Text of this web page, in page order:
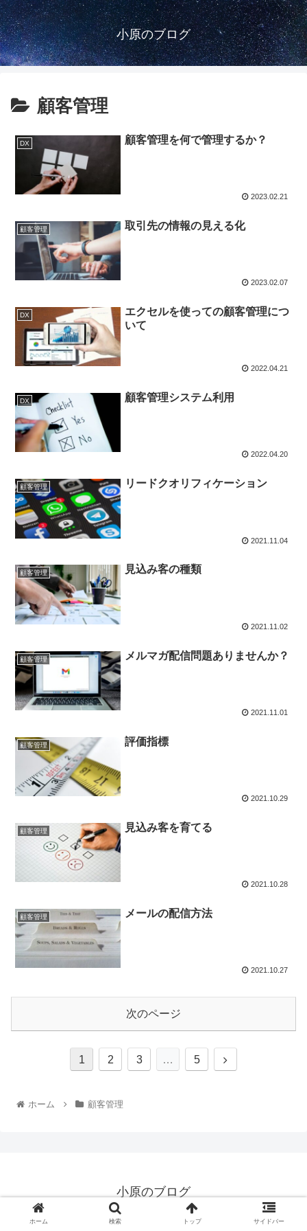
小原のブログ
顧客管理
DX 顧客管理を何で管理するか？
2023.02.21
顧客管理 取引先の情報の見える化
2023.02.07
DX
エクセルを使っての顧客管理につ
いて
2022.04.21
DX 顧客管理システム利用
2022.04.20
顧客管理 リードクオリフィケーション
2021.11.04
顧客管理 見込み客の種類
2021.11.02
顧客管理 メルマガ配信問題ありませんか？
2021.11.01
顧客管理 評価指標
2021.10.29
顧客管理 見込み客を育てる
2021.10.28
顧客管理 メールの配信方法
2021.10.27
次のページ
1 2 3 … 5
ホーム 顧客管理
小原のブログ
© 2021 小原のブログ.
ホーム 検索 トップ サイドバー